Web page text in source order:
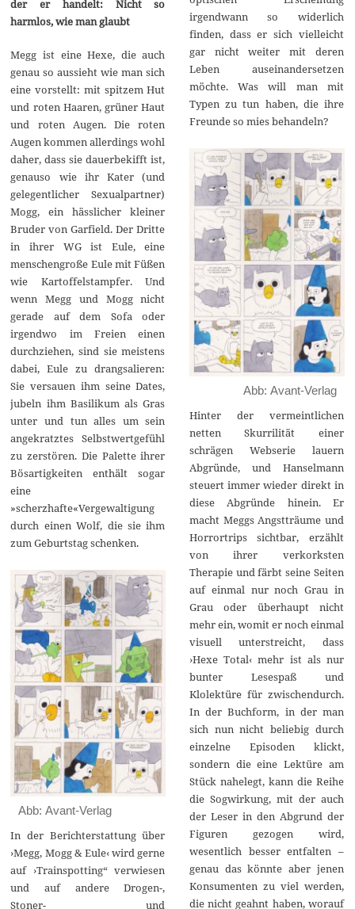
der er handelt: Nicht so
harmlos, wie man glaubt
Megg ist eine Hexe, die auch
genau so aussieht wie man sich
eine vorstellt: mit spitzem Hut
und roten Haaren, grüner Haut
und roten Augen. Die roten
Augen kommen allerdings wohl
daher, dass sie dauerbekifft ist,
genauso wie ihr Kater (und
gelegentlicher Sexualpartner)
Mogg, ein hässlicher kleiner
Bruder von Garfield. Der Dritte
in ihrer WG ist Eule, eine
menschengroße Eule mit Füßen
wie Kartoffelstampfer. Und
wenn Megg und Mogg nicht
gerade auf dem Sofa oder
irgendwo im Freien einen
durchziehen, sind sie meistens
dabei, Eule zu drangsalieren:
Sie versauen ihm seine Dates,
jubeln ihm Basilikum als Gras
unter und tun alles um sein
angekratztes Selbstwertgefühl
zu zerstören. Die Palette ihrer
Bösartigkeiten enthält sogar
eine
»scherzhafte«Vergewaltigung
durch einen Wolf, die sie ihm
zum Geburtstag schenken.
Abb: Avant-Verlag
In der Berichterstattung über
›Megg, Mogg & Eule‹ wird gerne
auf ›Trainspotting“ verwiesen
und auf andere Drogen-,
Stoner- und
irgendwann so widerlich
finden, dass er sich vielleicht
gar nicht weiter mit deren
Leben auseinandersetzen
möchte. Was will man mit
Typen zu tun haben, die ihre
Freunde so mies behandeln?
Abb: Avant-Verlag
Hinter der vermeintlichen
netten Skurrilität einer
schrägen Webserie lauern
Abgründe, und Hanselmann
steuert immer wieder direkt in
diese Abgründe hinein. Er
macht Meggs Angstträume und
Horrortrips sichtbar, erzählt
von ihrer verkorksten
Therapie und färbt seine Seiten
auf einmal nur noch Grau in
Grau oder überhaupt nicht
mehr ein, womit er noch einmal
visuell unterstreicht, dass
›Hexe Total‹ mehr ist als nur
bunter Lesespaß und
Klolektüre für zwischendurch.
In der Buchform, in der man
sich nun nicht beliebig durch
einzelne Episoden klickt,
sondern die eine Lektüre am
Stück nahelegt, kann die Reihe
die Sogwirkung, mit der auch
der Leser in den Abgrund der
Figuren gezogen wird,
wesentlich besser entfalten –
genau das könnte aber jenen
Konsumenten zu viel werden,
die nicht geahnt haben, worauf